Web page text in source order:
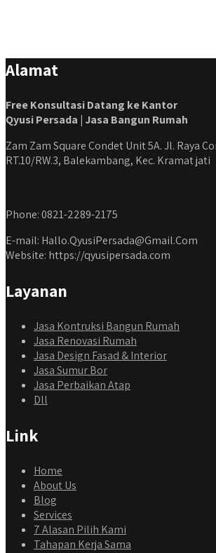
Alamat
Free Konsultasi Datang ke Kantor
Qyusi Persada | Jasa Bangun Rumah
Zam Zam Square Condet Unit 5A. Jl. Raya
RT.10/RW.3, Balekambang, Kec. Kramat jati
Phone: 0821-2289-2175
E-mail: Hallo.QyusiPersada@Gmail.Com
Website: https://qyusipersada.com
Layanan
Jasa Kontruksi Bangun Rumah
Jasa Renovasi Rumah
Jasa Design Fasad & Interior
Jasa Sumur Bor
Jasa Perbaikan Atap
Dll
Link
Home
About Us
Blog
Services
7 Alasan Pilih Kami
Tahapan Kerja Sama